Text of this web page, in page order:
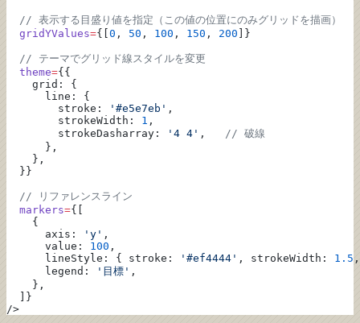
  // 表示する目盛り値を指定（この値の位置にのみグリッドを描画）
  gridYValues
={[0 , 50 , 100 , 150 , 200 ]}
  // テーマでグリッド線スタイルを変更
  theme
={{
    grid: {
      line: {
        stroke:
'#e5e7eb' ,
        strokeWidth:
1 ,
        strokeDasharray:
'4 4' ,
// 破線
      },
    },
  }}
  // リファレンスライン
  markers
={[
    {
      axis:
'y' ,
      value:
100 ,
      lineStyle: { stroke:
'#ef4444' , strokeWidth: 1.5
      legend:
'目標' ,
    },
  ]}
/>